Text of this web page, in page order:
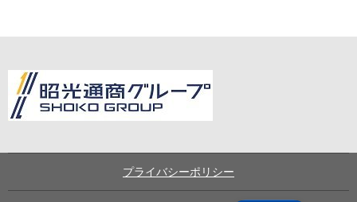
プライバシーポリシー